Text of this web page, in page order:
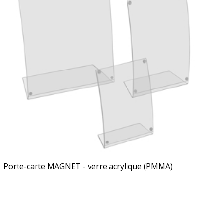
Porte-carte MAGNET - verre acrylique (PMMA)